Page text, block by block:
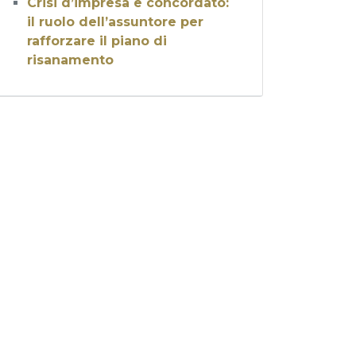
il ruolo dell’assuntore per
rafforzare il piano di
risanamento